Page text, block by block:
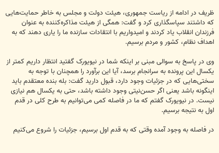
ظریف در ادامه از ریاست جمهوری، هیئت دولت و مجلس به خاطر حمایت‌هایی
که داشتند سپاسگذاری کرد و گفت: همگی از هیئت مذاکره‌کننده به عنوان
فرزندان انقلاب یاد کردند و امیدواریم با انتقادات سازنده ما را یاری دهند که به
اهداف نظام، کشور و مردم برسیم.
وی در پاسخ به سوالی مبنی بر اینکه شما در نیویورک گفتید انتظار داریم کمتر از
یکسال این پرونده به سرانجام برسد، آیا این برآورد را همچنان با توجه به
سختی‌هایی که در جزئیات وجود دارد، قبول دارید گفت: بله بنده معتقدم باید
اینگونه باشد یعنی اگر حسن‌نیتی وجود داشته باشد، حتی به یکسال هم نیازی
نیست. در نیویورک گفتم که ما در فاصله کمی می‌توانیم به طرح کلی در قدم
اول به نتیجه برسیم.
در فاصله به وجود آمده وقتی که به قدم اول برسیم، جزئیات را شروع می‌کنیم